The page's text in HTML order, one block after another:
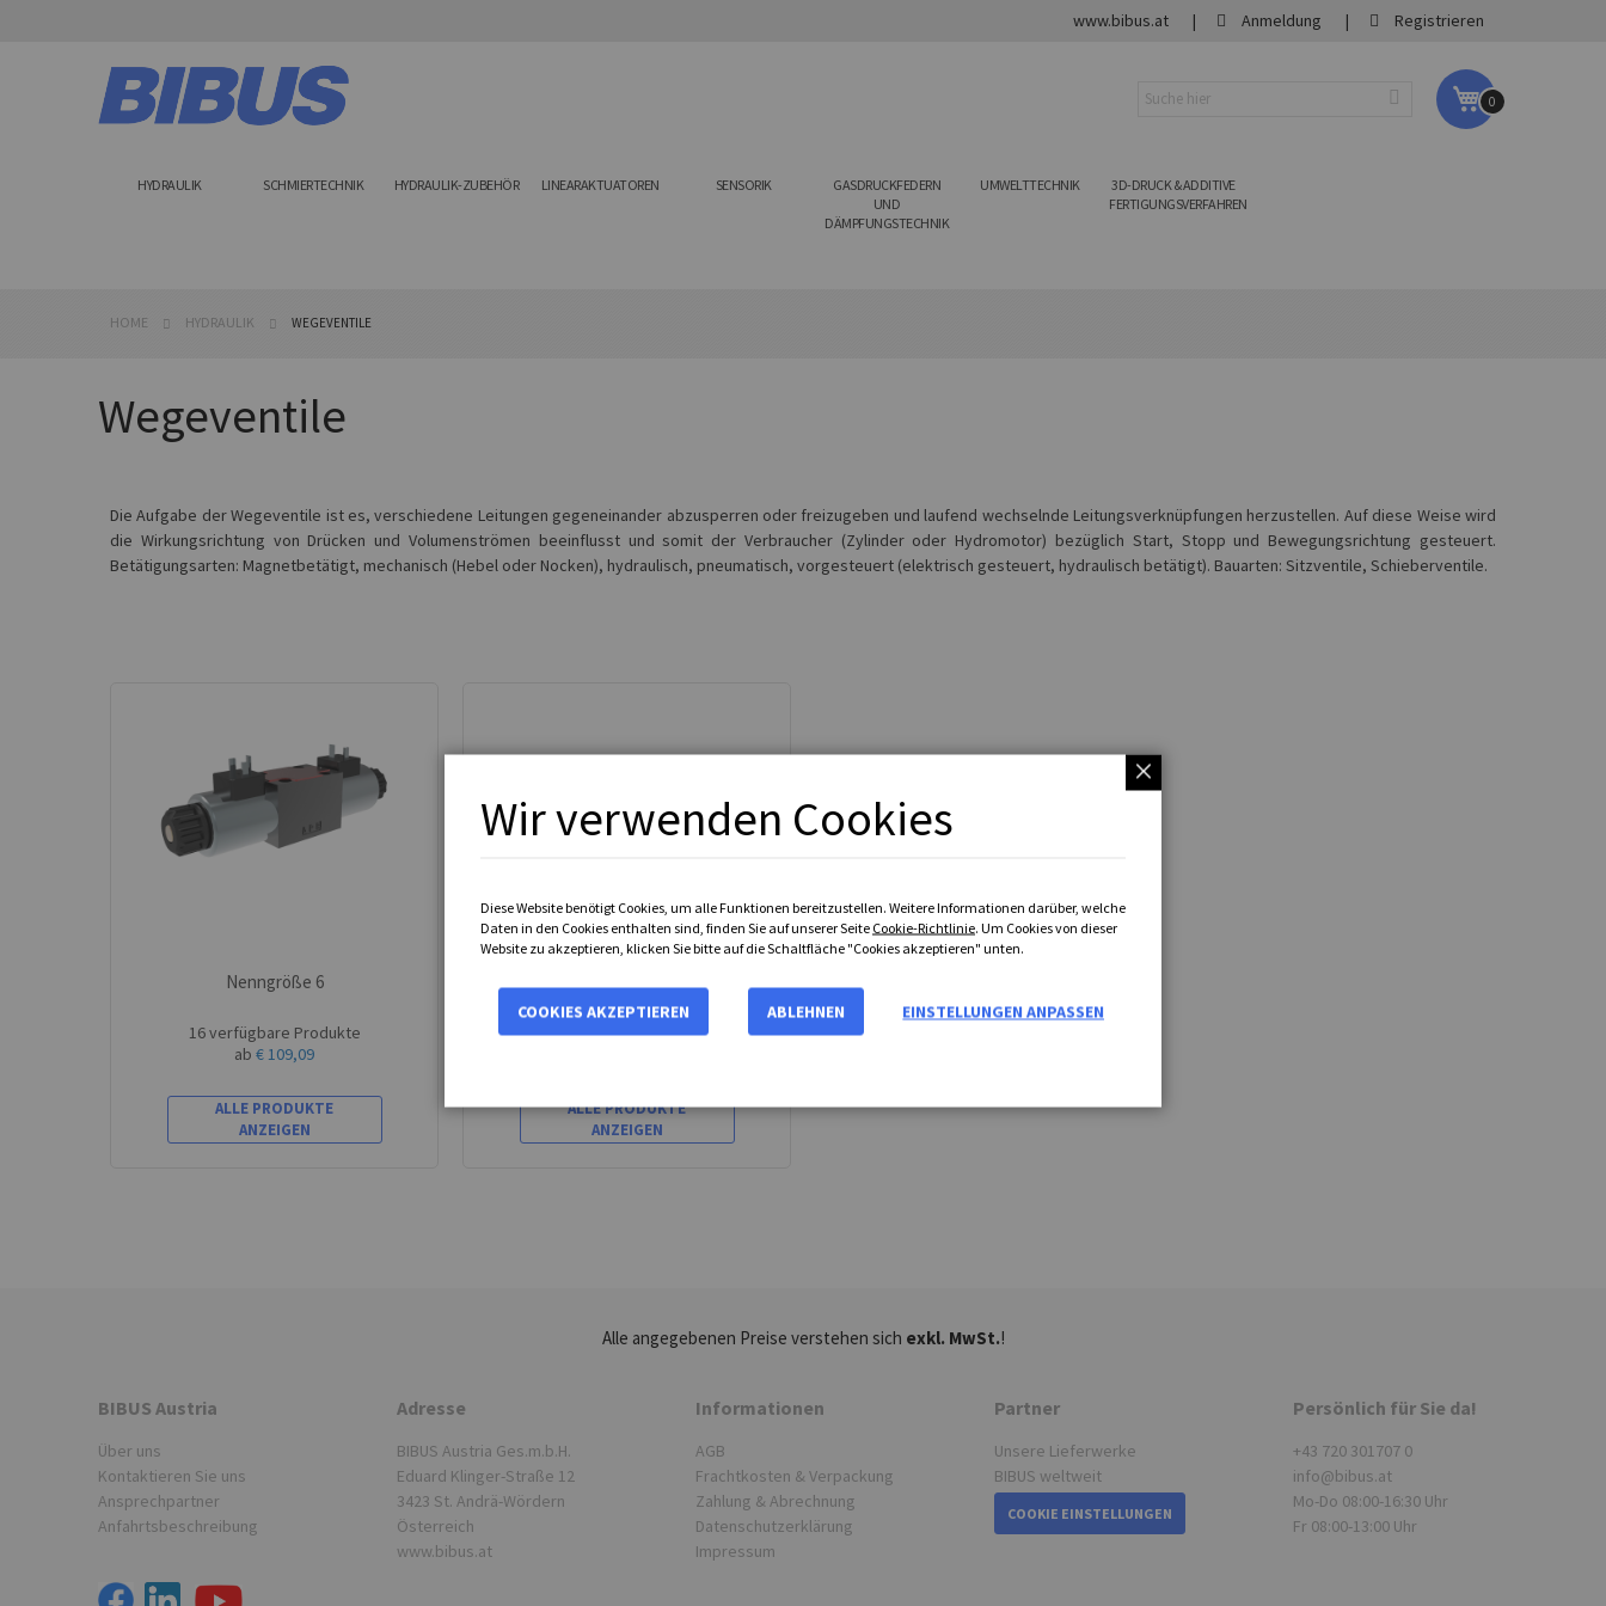
Skip
to
Content
My Cart
0
www.bibus.at Anmeldung Registrieren
HYDRAULIK SCHMIERTECHNIK HYDRAULIK-ZUBEHÖR LINEARAKTUATOREN SENSORIK
GASDRUCKFEDERN
UND
DÄMPFUNGSTECHNIK
UMWELTTECHNIK
3D-DRUCK & ADDITIVE
FERTIGUNGSVERFAHREN
HOME HYDRAULIK WEGEVENTILE
Wegeventile
Die Aufgabe der Wegeventile ist es, verschiedene Leitungen gegeneinander abzusperren oder freizugeben und laufend wechselnde Leitungsverknüpfungen herzustellen. Auf diese Weise wird
die Wirkungsrichtung von Drücken und Volumenströmen beeinflusst und somit der Verbraucher (Zylinder oder Hydromotor) bezüglich Start, Stopp und Bewegungsrichtung gesteuert.
Betätigungsarten: Magnetbetätigt, mechanisch (Hebel oder Nocken), hydraulisch, pneumatisch, vorgesteuert (elektrisch gesteuert, hydraulisch betätigt). Bauarten: Sitzventile, Schieberventile.
Nenngröße 6
16 verfügbare Produkte
ab € 109,09
ALLE PRODUKTE
ANZEIGEN
4 verfügbare Produkte
ALLE PRODUKTE
ANZEIGEN
Alle angegebenen Preise verstehen sich exkl. MwSt.!
BIBUS Austria
Über uns
Kontaktieren Sie uns
Ansprechpartner
Anfahrtsbeschreibung
Adresse
BIBUS Austria Ges.m.b.H.
Eduard Klinger-Straße 12
3423 St. Andrä-Wördern
Österreich
www.bibus.at
Informationen
AGB
Frachtkosten & Verpackung
Zahlung & Abrechnung
Datenschutzerklärung
Impressum
Partner
Unsere Lieferwerke
BIBUS weltweit
COOKIE EINSTELLUNGEN
Persönlich für Sie da!
+43 720 301707 0
info@bibus.at
Mo-Do 08:00-16:30 Uhr
Fr 08:00-13:00 Uhr
Wir verwenden Cookies
Diese Website benötigt Cookies, um alle Funktionen bereitzustellen. Weitere Informationen darüber, welche
Daten in den Cookies enthalten sind, finden Sie auf unserer Seite Cookie-Richtlinie. Um Cookies von dieser
Website zu akzeptieren, klicken Sie bitte auf die Schaltfläche "Cookies akzeptieren" unten.
COOKIES AKZEPTIEREN ABLEHNEN EINSTELLUNGEN ANPASSEN